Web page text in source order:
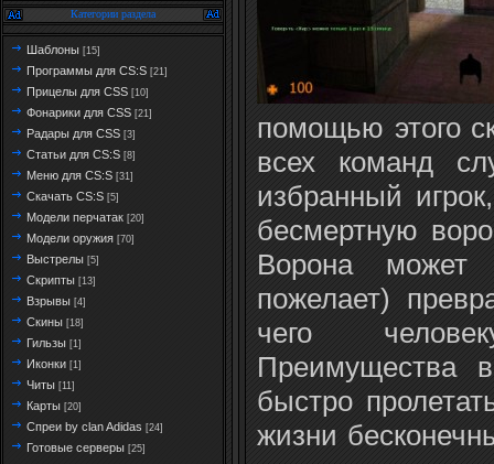
Категории раздела
Шаблоны [15]
Программы для CS:S [21]
Прицелы для CSS [10]
Фонарики для CSS [21]
Радары для CSS [3]
Статьи для CS:S [8]
Меню для CS:S [31]
Скачать CS:S [5]
Модели перчатак [20]
Модели оружия [70]
Выстрелы [5]
Скрипты [13]
Взрывы [4]
Скины [18]
Гильзы [1]
Иконки [1]
Читы [11]
Карты [20]
Спреи by clan Adidas [24]
Готовые серверы [25]
помощью этого
всех команд
избранный
бесмертную
Ворона может
пожелает)
чего
Преимущества
быстро
жизни